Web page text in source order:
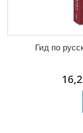
Гид по